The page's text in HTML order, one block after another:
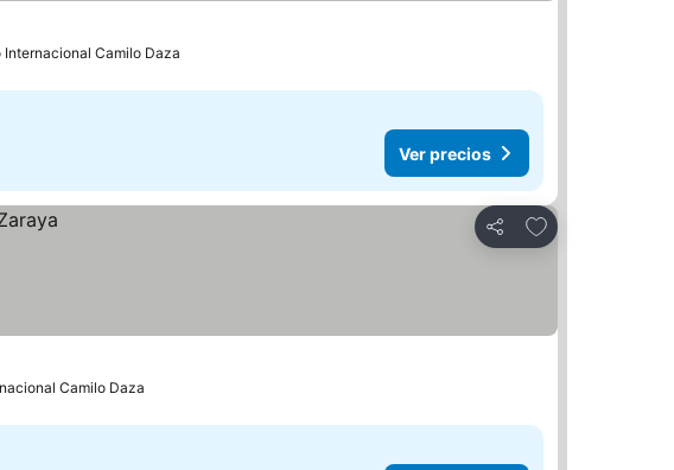
Internacional Camilo Daza
Ver precios
Compartir
Añadir a favoritos
Camilo Daza